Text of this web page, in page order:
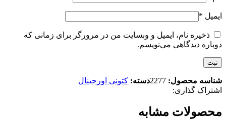
ایمیل *
ذخیره نام، ایمیل و وبسایت من در مرورگر برای زمانی که
دوباره دیدگاهی می‌نویسم.
شناسه محصول: 2277دسته: کتونی اورجینال
اشتراک گذاری:
محصولات مشابه